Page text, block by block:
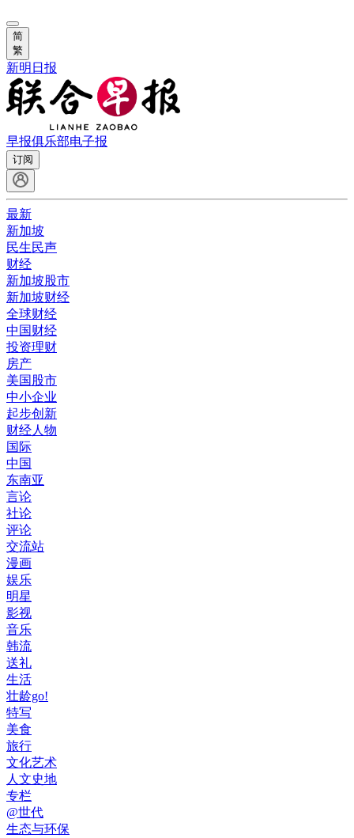
简
繁
新明日报
早报俱乐部电子报
订阅
最新
新加坡
民生民声
财经
新加坡股市
新加坡财经
全球财经
中国财经
投资理财
房产
美国股市
中小企业
起步创新
财经人物
国际
中国
东南亚
言论
社论
评论
交流站
漫画
娱乐
明星
影视
音乐
韩流
送礼
生活
壮龄go!
特写
美食
旅行
文化艺术
人文史地
专栏
@世代
生态与环保